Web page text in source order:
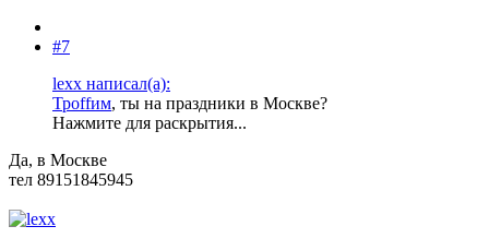
#7
lexx написал(а):
Троffим, ты на праздники в Москве?
Нажмите для раскрытия...
Да, в Москве
тел 89151845945